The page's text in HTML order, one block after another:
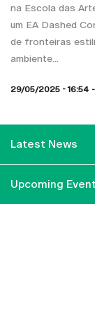
na Escola das
um EA Dashed
de fronteiras
ambiente...
29/05/2025 - 16:54
Latest News
Upcoming